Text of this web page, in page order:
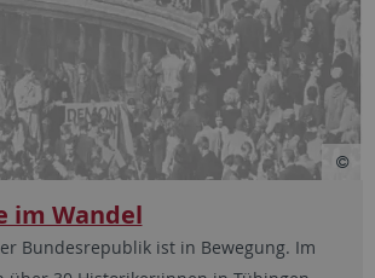
im Wandel
Bundesrepublik ist in Bewegung. Im